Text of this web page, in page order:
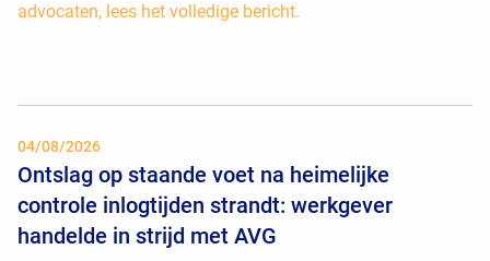
advocaten, lees het volledige bericht.
04/08/2026
Ontslag op staande voet na heimelijke
controle inlogtijden strandt: werkgever
handelde in strijd met AVG